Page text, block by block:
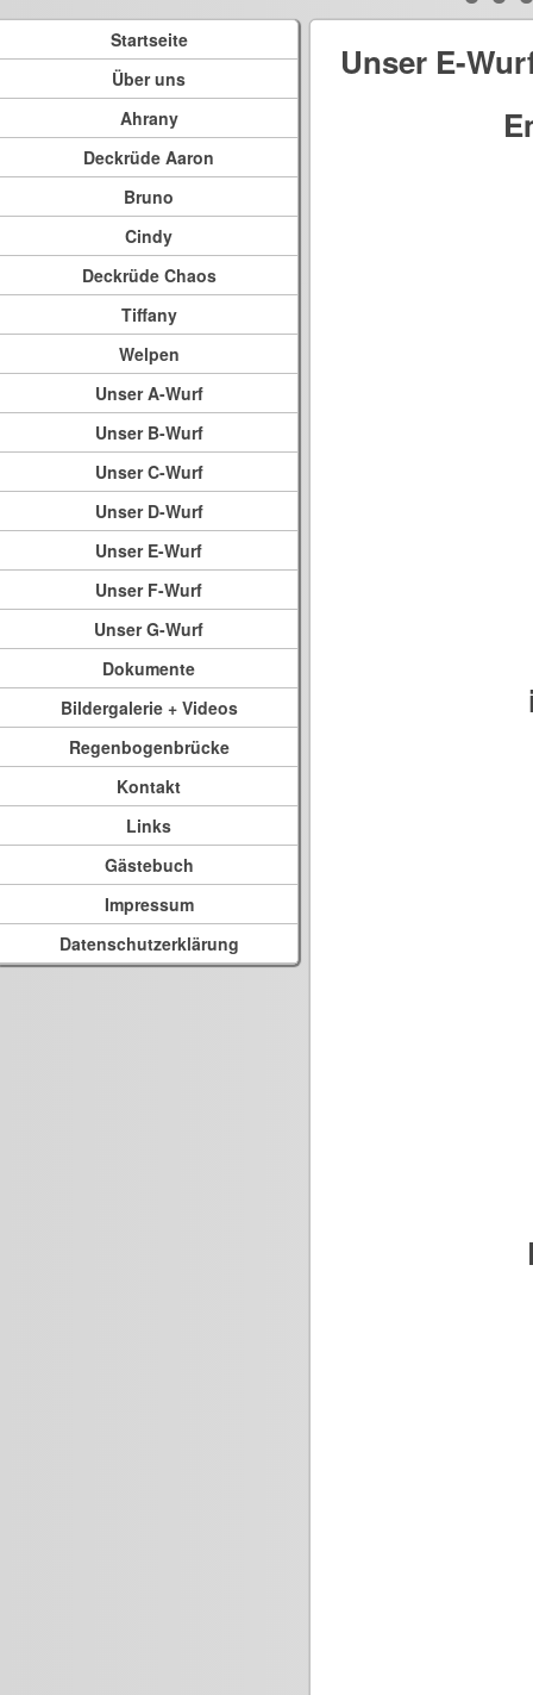
Startseite
Über uns
Ahrany
Deckrüde Aaron
Bruno
Cindy
Deckrüde Chaos
Tiffany
Welpen
Unser A-Wurf
Unser B-Wurf
Unser C-Wurf
Unser D-Wurf
Unser E-Wurf
Unser F-Wurf
Unser G-Wurf
Dokumente
Bildergalerie + Videos
Regenbogenbrücke
Kontakt
Links
Gästebuch
Impressum
Datenschutzerklärung
Unser E-